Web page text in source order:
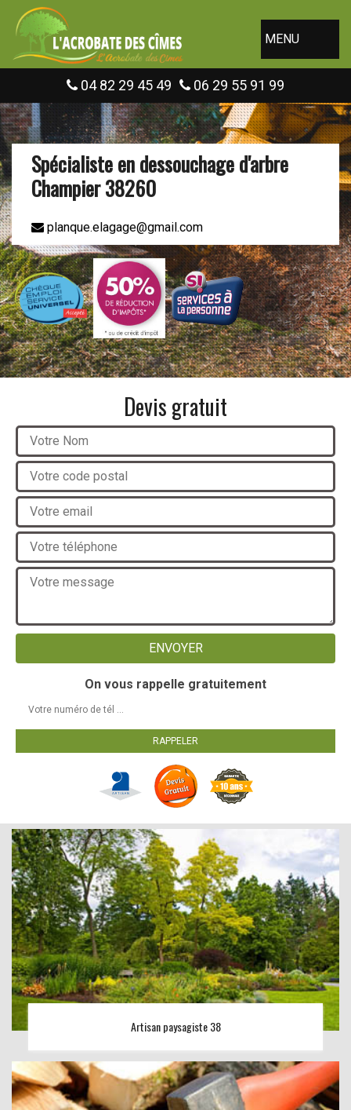
MENU
04 82 29 45 49 06 29 55 91 99
Spécialiste en dessouchage d'arbre
Champier 38260
planque.elagage@gmail.com
Devis gratuit
On vous rappelle gratuitement
Artisan paysagiste 38